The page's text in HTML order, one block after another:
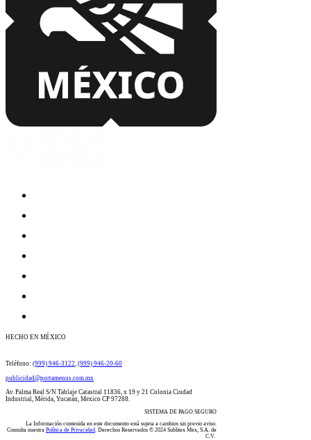
HECHO EN MÉXICO
​​​​​​​​​​​​​​​​​​​​Teléfono: (999) 946-3122 (999) 946-20-60
publicidad@portamenus.com.mx
Av. Palma Real S/N Tablaje Catastral 11836, x 19 y 21 Colonia Ciudad
Industrial, Mérida, Yucatán, Mexico CP 97288.
SISTEMA DE PAGO SEGURO
La Información contenida en este documento está sujeta a cambios sin previo aviso.
Consulta nuestra Política de Privacidad. Derechos Reservados © 2024 Sublitex Mex, S.A. de
C.V.